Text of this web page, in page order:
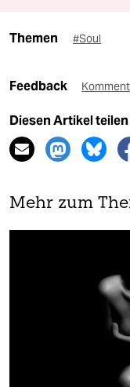
Themen #Soul
Feedback
Diesen Artikel teilen
Mehr zum